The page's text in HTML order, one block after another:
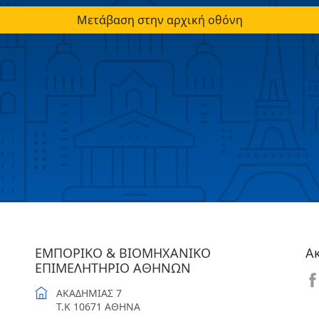
Μετάβαση στην αρχική οθόνη
ΕΜΠΟΡΙΚΟ & ΒΙΟΜΗΧΑΝΙΚΟ
ΕΠΙΜΕΛΗΤΗΡΙΟ ΑΘΗΝΩΝ
ΑΚΑΔΗΜΙΑΣ 7
T.K 10671 ΑΘΗΝΑ